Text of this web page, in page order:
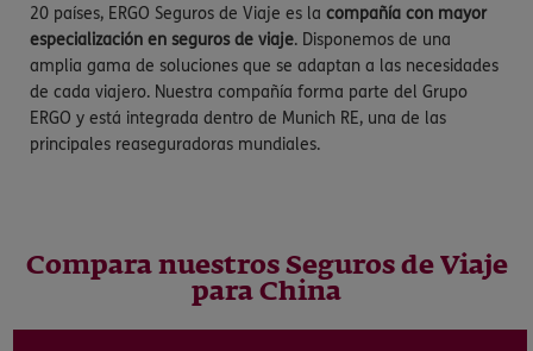
20 países, ERGO Seguros de Viaje es la compañía con mayor
especialización en seguros de viaje. Disponemos de una
amplia gama de soluciones que se adaptan a las necesidades
de cada viajero. Nuestra compañía forma parte del Grupo
ERGO y está integrada dentro de Munich RE, una de las
principales reaseguradoras mundiales.
Compara nuestros Seguros de Viaje
para China